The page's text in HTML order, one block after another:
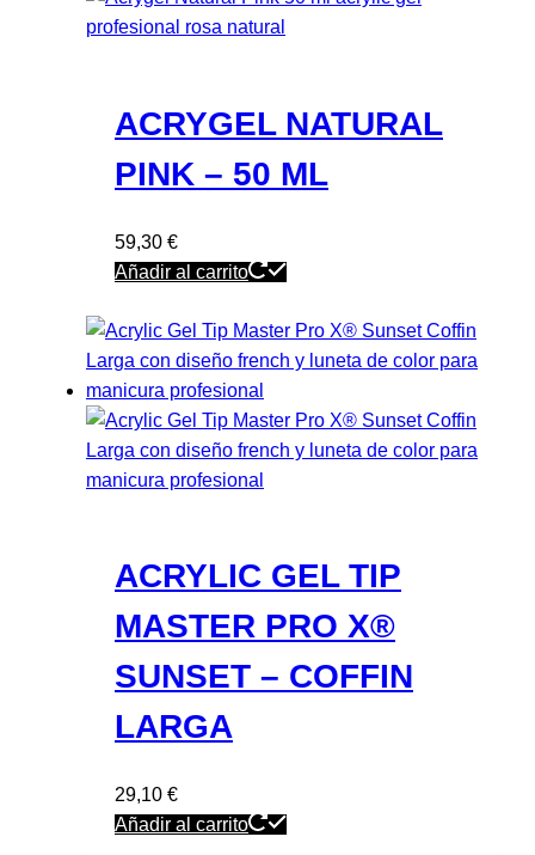
ACRYGEL NATURAL
PINK – 50 ML
59,30 €
Añadir al carrito
ACRYLIC GEL TIP
MASTER PRO X®
SUNSET – COFFIN
LARGA
29,10 €
Añadir al carrito